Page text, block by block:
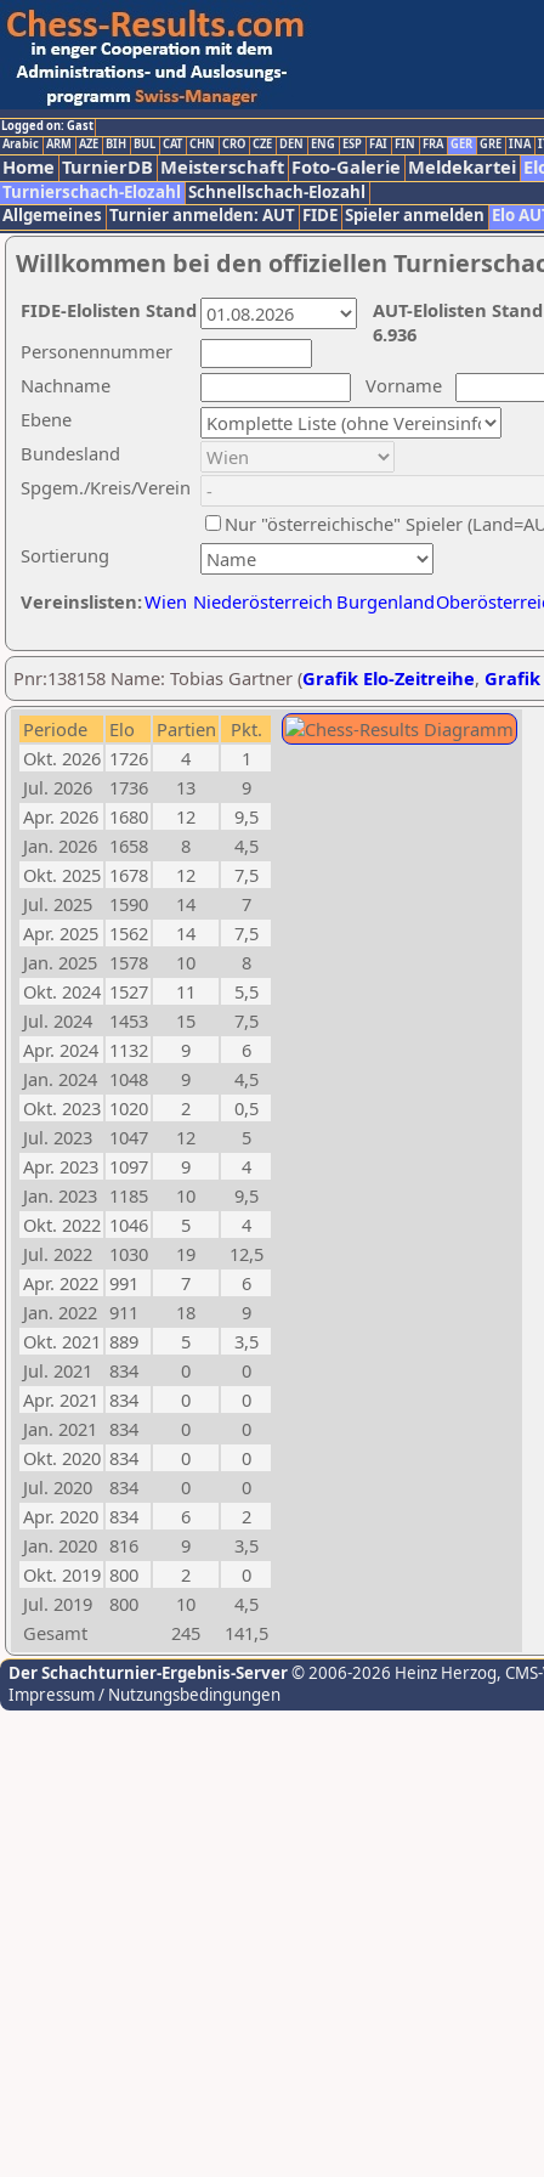
Logged on: Gast
Arabic ARM AZE BIH BUL CAT CHN CRO CZE DEN ENG ESP FAI FIN FRA GER GRE INA
Home TurnierDB Meisterschaft Foto-Galerie Meldekartei
Turnierschach-Elozahl Schnellschach-Elozahl
Allgemeines Turnier anmelden: AUT FIDE Spieler anmelden Elo
Willkommen bei den offiziellen
Nachname
Vorname
Ebene
Sortierung
Personennummer
Bundesland
Spgem./Kreis/Verein
Nur "österreichische" Spieler
Vereinslisten:Wien Niederösterreich Burgenland
AUT-Elolisten
6.936
FIDE-Elolisten Stand
Pnr:138158 Name: Tobias Gartner (Grafik Elo-Zeitreihe, Grafik
Periode Elo Partien
Pkt.
Okt. 2026 1726 4
1
Jul. 2026
1736 13
9
Apr. 2026 1680 12
9,5
Jan. 2026 1658 8
4,5
Okt. 2025 1678 12
7,5
Jul. 2025
1590 14
7
Apr. 2025 1562 14
7,5
Jan. 2025 1578 10
8
Okt. 2024 1527 11
5,5
Jul. 2024
1453 15
7,5
Apr. 2024 1132 9
6
Jan. 2024 1048 9
4,5
Okt. 2023 1020 2
0,5
Jul. 2023
1047 12
5
Apr. 2023 1097 9
4
Jan. 2023 1185 10
9,5
Okt. 2022 1046 5
4
Jul. 2022
1030 19
12,5
Apr. 2022 991 7
6
Jan. 2022 911 18
9
Okt. 2021 889 5
3,5
Jul. 2021
834 0
0
Apr. 2021 834 0
0
Jan. 2021 834 0
0
Okt. 2020 834 0
0
Jul. 2020
834 0
0
Apr. 2020 834 6
2
Jan. 2020 816 9
3,5
Okt. 2019 800 2
0
Jul. 2019
800 10
4,5
Gesamt
245 141,5
Der Schachturnier-Ergebnis-Server© 2006-2026 Heinz Herzog,
Impressum / Nutzungsbedingungen